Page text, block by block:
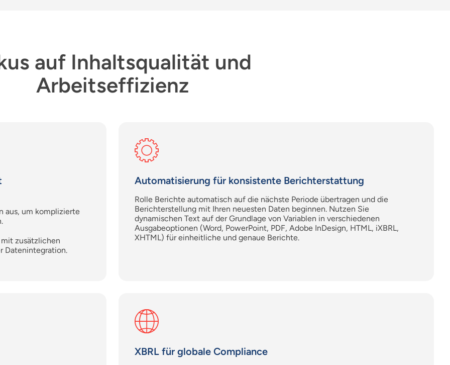
auf Inhaltsqualität und
Arbeitseffizienz
aus, um komplizierte
zusätzlichen
Datenintegration.
Automatisierung für konsistente Berichterstattung
Rolle Berichte automatisch auf die nächste Periode übertragen und die
Berichterstellung mit Ihren neuesten Daten beginnen. Nutzen Sie
dynamischen Text auf der Grundlage von Variablen in verschiedenen
Ausgabeoptionen (Word, PowerPoint, PDF, Adobe InDesign, HTML, iXBRL,
XHTML) für einheitliche und genaue Berichte.
XBRL für globale Compliance